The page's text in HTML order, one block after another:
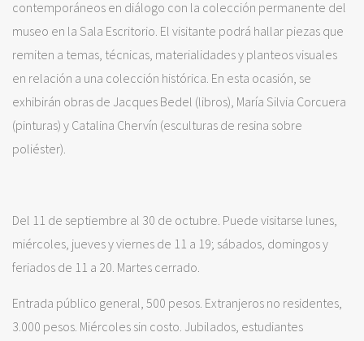
contemporáneos en diálogo con la colección permanente del
museo en la Sala Escritorio. El visitante podrá hallar piezas que
remiten a temas, técnicas, materialidades y planteos visuales
en relación a una colección histórica. En esta ocasión, se
exhibirán obras de Jacques Bedel (libros), María Silvia Corcuera
(pinturas) y Catalina Chervín (esculturas de resina sobre
poliéster).
Del 11 de septiembre al 30 de octubre. Puede visitarse lunes,
miércoles, jueves y viernes de 11 a 19; sábados, domingos y
feriados de 11 a 20. Martes cerrado.
Entrada público general, 500 pesos. Extranjeros no residentes,
3.000 pesos. Miércoles sin costo. Jubilados, estudiantes